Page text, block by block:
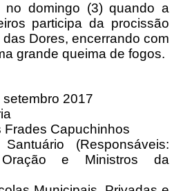
domingo (3) quando a
participa da procissão
Dores, encerrando com
grande queima de fogos.
2017
Frades Capuchinhos
(Responsáveis:
e Ministros da